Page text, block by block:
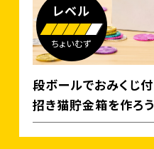
レベル
ちょいむず
段ボールでおみくじ付
招き猫貯金箱を作ろう